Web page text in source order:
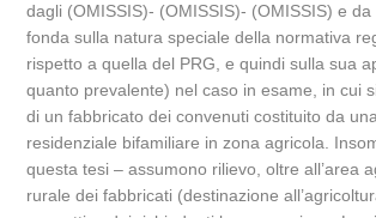
dagli (OMISSIS)- (OMISSIS)- (OMISSIS) e da
fonda sulla natura speciale della normativa
rispetto a quella del PRG, e quindi sulla sua
quanto prevalente) nel caso in esame, in cui
di un fabbricato dei convenuti costituito da
residenziale bifamiliare in zona agricola.
questa tesi – assumono rilievo, oltre all’area
rurale dei fabbricati (destinazione